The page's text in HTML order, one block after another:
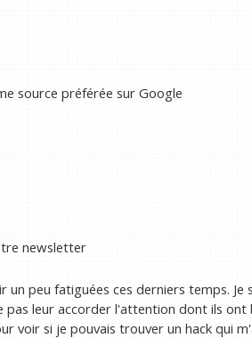
source préférée sur Google
newsletter
un peu fatiguées ces derniers temps.
pas leur accorder l'attention dont ils ont
voir si je pouvais trouver un hack qui